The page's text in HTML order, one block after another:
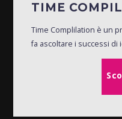
TIME
Time Complilation è un
fa ascoltare i successi di